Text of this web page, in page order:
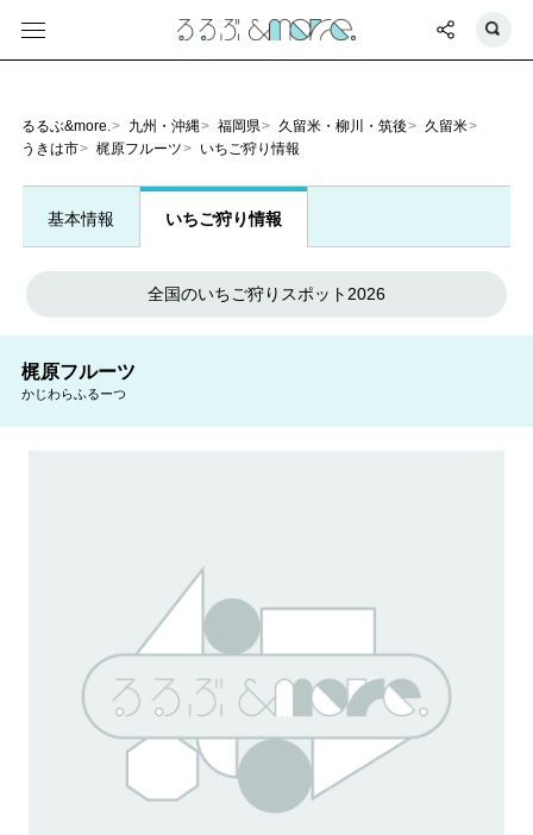
るるぶ&more. 九州・沖縄 福岡県 久留米・柳川・筑後
久留米
うきは市
梶原フルーツ いちご狩り情報
基本情報 いちご狩り情報
全国のいちご狩りスポット2026
梶原フルーツ
かじわらふるーつ